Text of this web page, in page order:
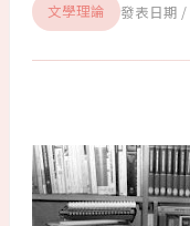
文學理論